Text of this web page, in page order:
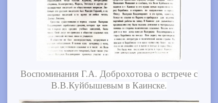
Воспоминания Г.А. Доброхотова о встрече с
В.В.Куйбышевым в Каинске.